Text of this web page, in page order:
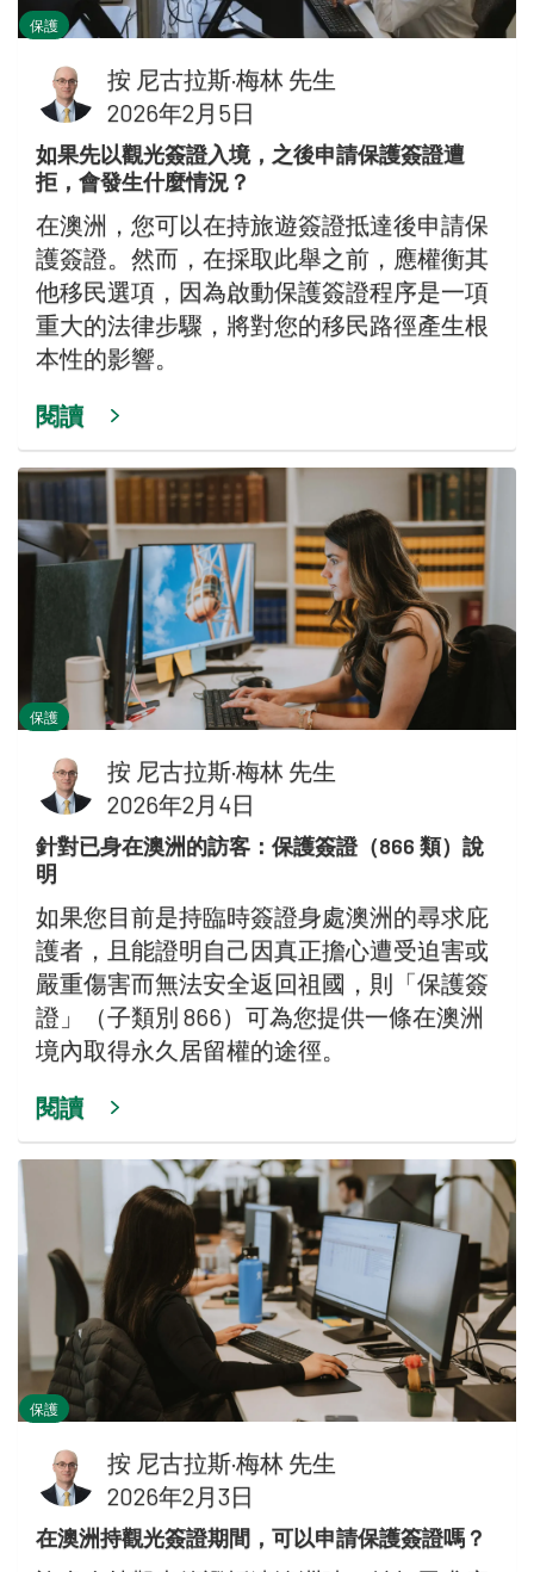
保護
按 尼古拉斯·梅林 先生
2026年2月5日
如果先以觀光簽證入境，之後申請保護簽證遭
拒，會發生什麼情況？
在澳洲，您可以在持旅遊簽證抵達後申請保
護簽證。然而，在採取此舉之前，應權衡其
他移民選項，因為啟動保護簽證程序是一項
重大的法律步驟，將對您的移民路徑產生根
本性的影響。
閱讀
保護
按 尼古拉斯·梅林 先生
2026年2月4日
針對已身在澳洲的訪客：保護簽證（866 類）說
明
如果您目前是持臨時簽證身處澳洲的尋求庇
護者，且能證明自己因真正擔心遭受迫害或
嚴重傷害而無法安全返回祖國，則「保護簽
證」（子類別 866）可為您提供一條在澳洲
境內取得永久居留權的途徑。
閱讀
保護
按 尼古拉斯·梅林 先生
2026年2月3日
在澳洲持觀光簽證期間，可以申請保護簽證嗎？